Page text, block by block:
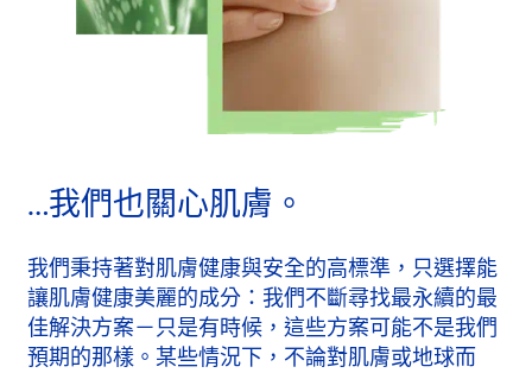
…我們也關心肌膚。
我們秉持著對肌膚健康與安全的高標準，只選擇能
讓肌膚健康美麗的成分：我們不斷尋找最永續的最
佳解決方案－只是有時候，這些方案可能不是我們
預期的那樣。某些情況下，不論對肌膚或地球而